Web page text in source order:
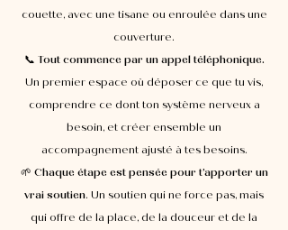
couette, avec une tisane ou enroulée dans une
couverture.
📞 Tout commence par un appel téléphonique.
Un premier espace où déposer ce que tu vis,
comprendre ce dont ton système nerveux a
besoin, et créer ensemble un
accompagnement ajusté à tes besoins.
🌱 Chaque étape est pensée pour t’apporter un
vrai soutien. Un soutien qui ne force pas, mais
qui offre de la place, de la douceur et de la